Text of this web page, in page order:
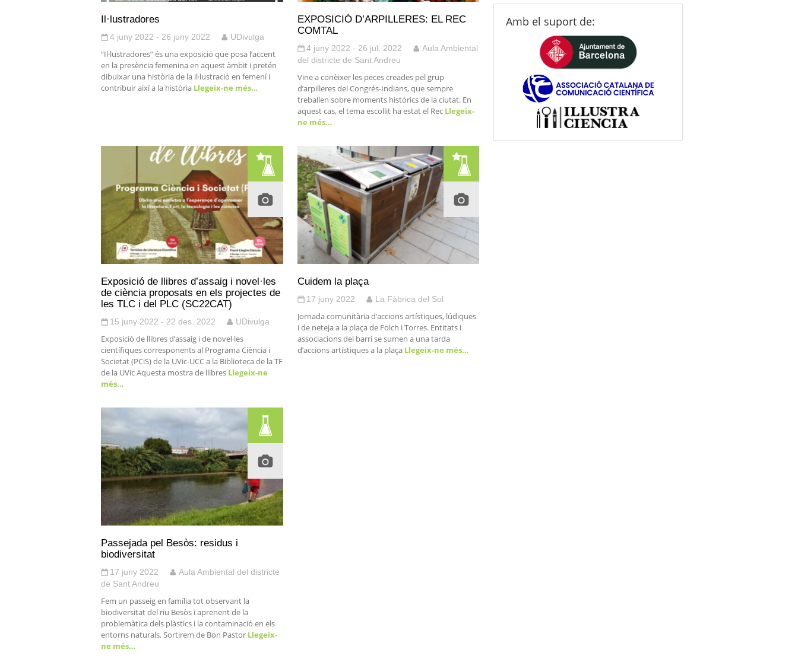
Il·lustradores
4 juny 2022 - 26 juny 2022 UDivulga
“Il·lustradores” és una exposició que posa l’accent
en la presència femenina en aquest àmbit i pretén
dibuixar una història de la il·lustració en femení i
contribuir així a la història Llegeix-ne més…
EXPOSICIÓ D’ARPILLERES: EL REC
COMTAL
4 juny 2022 - 26 jul. 2022
Aula Ambiental
del districte de Sant Andreu
Vine a conèixer les peces creades pel grup
d’arpilleres del Congrés-Indians, que sempre
treballen sobre moments històrics de la ciutat. En
aquest cas, el tema escollit ha estat el RecLlegeix-
ne més…
Exposició de llibres d’assaig i novel·les
de ciència proposats en els projectes de
les TLC i del PLC (SC22CAT)
15 juny 2022 - 22 des. 2022 UDivulga
Exposició de llibres d’assaig i de novel·les
científiques corresponents al Programa Ciència i
Societat (PCiS) de la UVic-UCC a la Biblioteca de la TF
de la UVic Aquesta mostra de llibres Llegeix-ne
més…
Cuidem la plaça
17 juny 2022 La Fàbrica del Sol
Jornada comunitària d’accions artístiques, lúdiques
i de neteja a la plaça de Folch i Torres. Entitats i
associacions del barri se sumen a una tarda
d’accions artístiques a la plaçaLlegeix-ne més…
Passejada pel Besòs: residus i
biodiversitat
17 juny 2022
Aula Ambiental del districte
de Sant Andreu
Fem un passeig en família tot observant la
biodiversitat del riu Besòs i aprenent de la
problemàtica dels plàstics i la contaminació en els
entorns naturals. Sortirem de Bon Pastor Llegeix-
ne més…
Amb el suport de: